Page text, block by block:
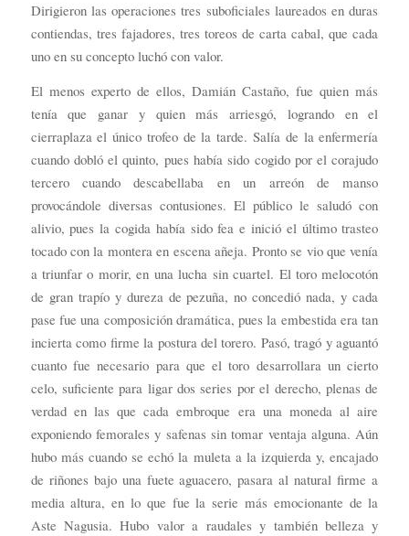
Dirigieron las operaciones tres suboficiales laureados en duras
contiendas, tres fajadores, tres toreos de carta cabal, que cada
uno en su concepto luchó con valor.
El menos experto de ellos, Damián Castaño, fue quien más
tenía que ganar y quien más arriesgó, logrando en el
cierraplaza el único trofeo de la tarde. Salía de la enfermería
cuando dobló el quinto, pues había sido cogido por el corajudo
tercero cuando descabellaba en un arreón de manso
provocándole diversas contusiones. El público le saludó con
alivio, pues la cogida había sido fea e inició el último trasteo
tocado con la montera en escena añeja. Pronto se vio que venía
a triunfar o morir, en una lucha sin cuartel. El toro melocotón
de gran trapío y dureza de pezuña, no concedió nada, y cada
pase fue una composición dramática, pues la embestida era tan
incierta como firme la postura del torero. Pasó, tragó y aguantó
cuanto fue necesario para que el toro desarrollara un cierto
celo, suficiente para ligar dos series por el derecho, plenas de
verdad en las que cada embroque era una moneda al aire
exponiendo femorales y safenas sin tomar ventaja alguna. Aún
hubo más cuando se echó la muleta a la izquierda y, encajado
de riñones bajo una fuete aguacero, pasara al natural firme a
media altura, en lo que fue la serie más emocionante de la
Aste Nagusia. Hubo valor a raudales y también belleza y